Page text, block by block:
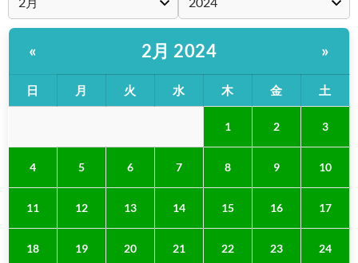
« 2月 2024 »
日 月 火 水 木 金 土
1 2 3
4 5 6 7 8 9 10
11 12 13 14 15 16 17
18 19 20 21 22 23 24